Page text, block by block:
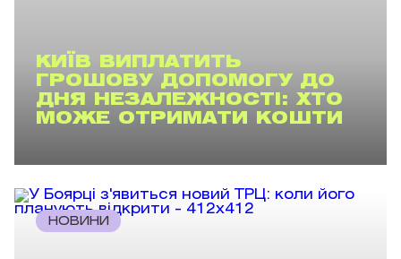
КИЇВ ВИПЛАТИТЬ
ГРОШОВУ ДОПОМОГУ ДО
ДНЯ НЕЗАЛЕЖНОСТІ: ХТО
МОЖЕ ОТРИМАТИ КОШТИ
НОВИНИ